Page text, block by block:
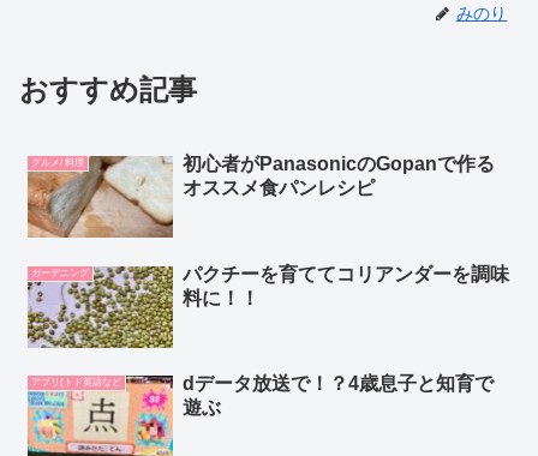
みのり
おすすめ記事
グルメ/ 料理
初心者がPanasonicのGopanで作る
オススメ食パンレシピ
ガーデニング
パクチーを育ててコリアンダーを調味
料に！！
アプリ(トド英語など
dデータ放送で！？4歳息子と知育で
遊ぶ